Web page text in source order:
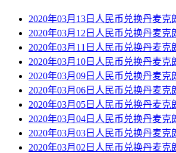
2020年03月13日人民币兑换丹麦克
2020年03月12日人民币兑换丹麦克
2020年03月11日人民币兑换丹麦克
2020年03月10日人民币兑换丹麦克
2020年03月09日人民币兑换丹麦克
2020年03月06日人民币兑换丹麦克
2020年03月05日人民币兑换丹麦克
2020年03月04日人民币兑换丹麦克
2020年03月03日人民币兑换丹麦克
2020年03月02日人民币兑换丹麦克